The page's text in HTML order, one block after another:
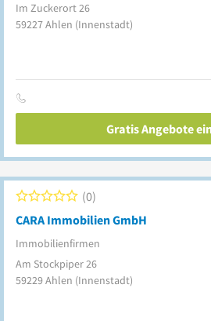
Im Zuckerort 26
59227Ahlen (Innenstadt)
Gratis Angebote
CARA Immobilien GmbH
Immobilienfirmen
0
Am Stockpiper 26
59229Ahlen (Innenstadt)